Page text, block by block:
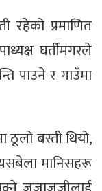
रहेको प्रमाणित
घर्तीमगरले
पाउने र गाउँमा
ठूलो बस्ती थियो,
मानिसहरू